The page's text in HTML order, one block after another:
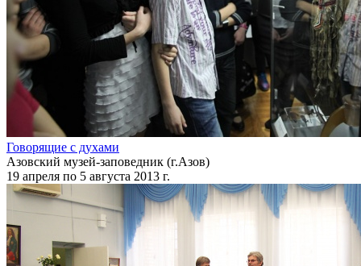
Говорящие с духами
Азовский музей-заповедник (г.Азов)
19 апреля по 5 августа 2013 г.